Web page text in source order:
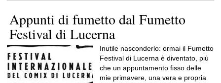
Appunti di fumetto dal Fumetto
Festival di Lucerna
Inutile nasconderlo: ormai il Fumetto
Festival di Lucerna è diventato, più
che un appuntamento fisso delle
mie primavere, una vera e propria